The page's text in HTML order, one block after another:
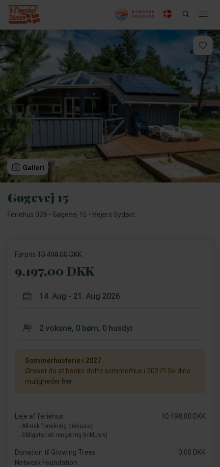
Galleri
Gøgevej 15
Feriehus 028 • Gøgevej 15 • Vejers Sydøst
Førpris 10.498,00 DKK
9.197,00 DKK
Sommerhusferie i 2027
Ønsker du at booke dette sommerhus i 2027? Se dine
muligheder her.
Leje af feriehus
- All-risk forsikring (inklusiv)
- Obligatorisk rengøring (inklusiv)
10.498,00 DKK
Donation til Growing Trees
Network Foundation
0,00 DKK